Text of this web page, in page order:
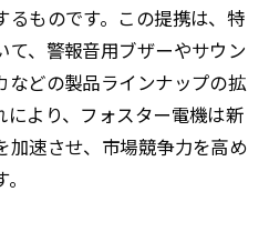
るものです。この提携は、特
て、警報音用ブザーやサウン
などの製品ラインナップの拡
により、フォスター電機は新
加速させ、市場競争力を高め